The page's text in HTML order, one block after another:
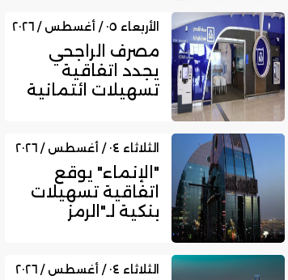
الأربعاء ٠٥ / أغسطس / ٢٠٢٦
مصرف الراجحي
يجدد اتفاقية
تسهيلات ائتمانية
الثلاثاء ٠٤ / أغسطس / ٢٠٢٦
"الإنماء" يوقع
اتفاقية تسهيلات
بنكية لـ"الرمز
الثلاثاء ٠٤ / أغسطس / ٢٠٢٦